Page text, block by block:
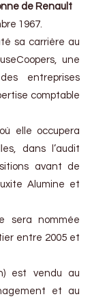
de Renault
1967.
sa carrière au
une
entreprises
comptable
elle occupera
dans l’audit
avant de
Alumine et
sera nommée
entre 2005 et
est vendu au
et au